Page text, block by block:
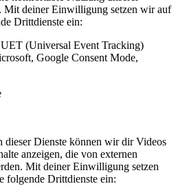
Mit deiner Einwilligung setzen wir auf
Drittdienste ein:
(Universal Event Tracking)
Google Consent Mode,
dieser Dienste können wir dir Videos
anzeigen, die von externen
Mit deiner Einwilligung setzen
folgende Drittdienste ein: